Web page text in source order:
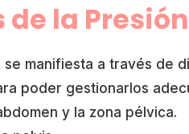
la
manifiesta a través de
poder gestionarlos
y la zona pélvica.